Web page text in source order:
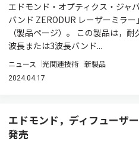
エドモンド・オプティクス・ジャ
バンド ZERODUR レーザーミラ
（製品ページ）。 この製品は，
波長または3波長バンド...
ニュース 光関連技術 新製品
2024.04.17
エドモンド，ディフューザ
発売